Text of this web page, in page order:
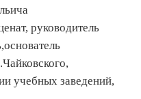
руководитель
учебных заведений,